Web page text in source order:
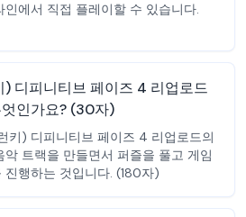
인에서 직접 플레이할 수 있습니다.
디피니티브 페이즈 4 리업로드
인가요? (30자)
키) 디피니티브 페이즈 4 리업로드의
악 트랙을 만들면서 퍼즐을 풀고 게임
진행하는 것입니다. (180자)